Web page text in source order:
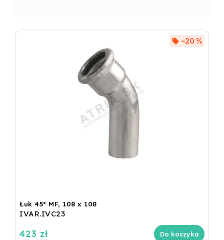
Łuk 45° MF, 108 x 108
IVAR.IVC23
–20 %
423 zł Do koszyka